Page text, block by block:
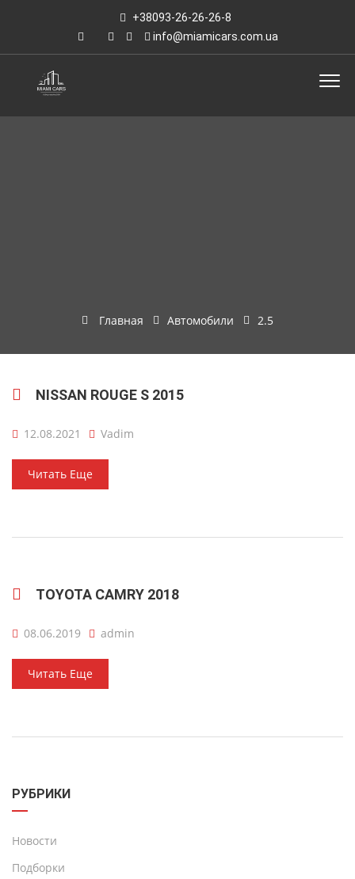
+38093-26-26-26-8
info@miamicars.com.ua
Главная Автомобили 2.5
NISSAN ROUGE S 2015
12.08.2021 Vadim
Читать Еще
TOYOTA CAMRY 2018
08.06.2019 admin
Читать Еще
РУБРИКИ
Новости
Подборки